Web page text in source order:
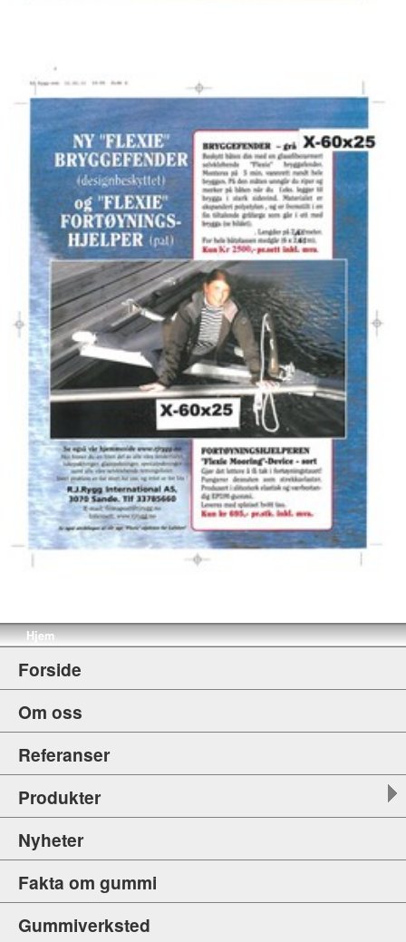
Hjem
Forside
Om oss
Referanser
Produkter
Nyheter
Fakta om gummi
Gummiverksted